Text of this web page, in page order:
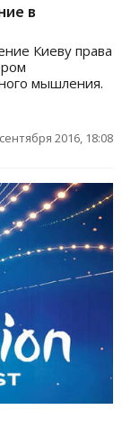
в
Киеву права
мышления.
2016, 18:08